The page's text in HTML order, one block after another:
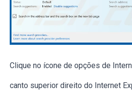
Clique no ícone de opções de
canto superior direito do Internet